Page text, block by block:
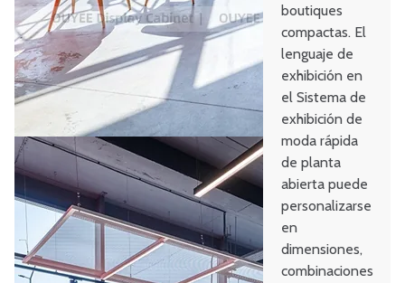
boutiques
compactas. El
lenguaje de
exhibición en
el Sistema de
exhibición de
moda rápida
de planta
abierta puede
personalizarse
en
dimensiones,
combinaciones